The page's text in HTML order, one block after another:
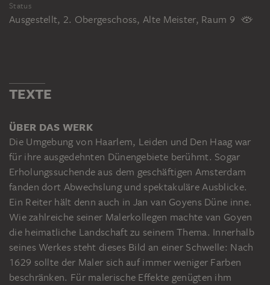
Status
Ausgestellt, 2. Obergeschoss, Alte Meister, Raum 9
TEXTE
ÜBER DAS WERK
Die Umgebung von Haarlem, Leiden und Den Haag war
für ihre ausgedehnten Dünengebiete berühmt. Sogar
Erholungssuchende aus dem geschäftigen Amsterdam
fanden dort Abwechslung und spektakuläre Ausblicke.
Ein Reiter hält denn auch in Jan van Goyens Düne inne.
Wie zahlreiche seiner Malerkollegen machte van Goyen
die heimatliche Landschaft zu seinem Thema. Innerhalb
seines Werkes steht dieses Bild an einer Schwelle: Nach
1629 sollte der Maler sich auf immer weniger Farben
beschränken. Für malerische Effekte genügten ihm